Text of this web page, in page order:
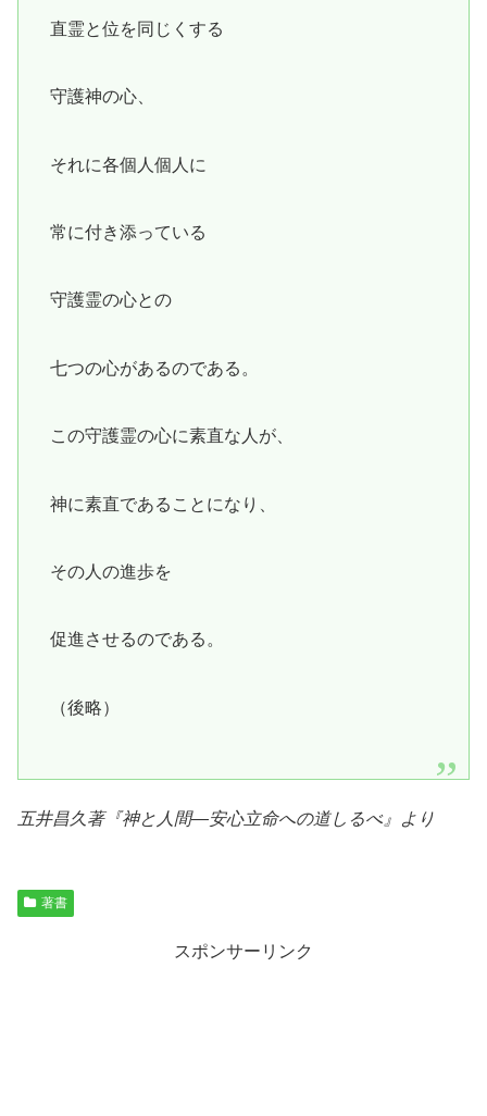
直霊と位を同じくする
守護神の心、
それに各個人個人に
常に付き添っている
守護霊の心との
七つの心があるのである。
この守護霊の心に素直な人が、
神に素直であることになり、
その人の進歩を
促進させるのである。
（後略）
五井昌久著『神と人間―安心立命への道しるべ』より
著書
スポンサーリンク